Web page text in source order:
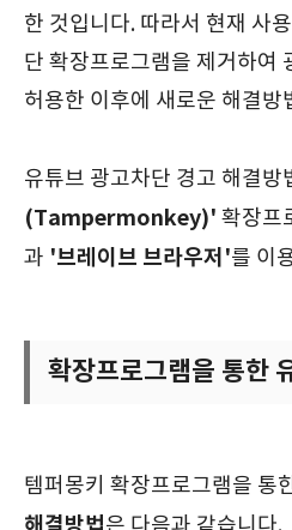
한 것입니다. 따라서 현재 사
단 확장프로그램을 제거하여
허용한 이후에 새로운 해결방
유튜브 광고차단 경고 해결방
(Tampermonkey)' 확장프
과 '브레이브 브라우저'를 이
확장프로그램을 통한
템퍼몽키 확장프로그램을 통